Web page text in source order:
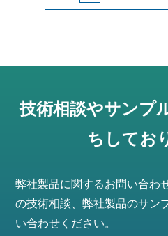
技術相談やサンプ
ちしてお
弊社製品に関するお問い合わ
の技術相談、弊社製品のサン
い合わせください。